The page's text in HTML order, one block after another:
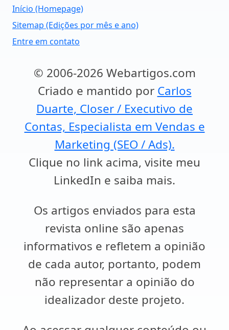
Início (Homepage)
Sitemap (Edições por mês e ano)
Entre em contato
© 2006-2026 Webartigos.com
Criado e mantido por Carlos
Duarte, Closer / Executivo de
Contas, Especialista em Vendas e
Marketing (SEO / Ads).
Clique no link acima, visite meu
LinkedIn e saiba mais.
Os artigos enviados para esta
revista online são apenas
informativos e refletem a opinião
de cada autor, portanto, podem
não representar a opinião do
idealizador deste projeto.